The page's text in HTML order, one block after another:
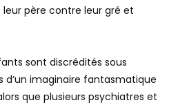
téléphoniques, oblige ces
père contre leur gré et
sont discrédités sous
d’un imaginaire fantasmatique